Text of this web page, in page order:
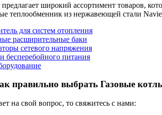
широкий ассортимент товаров,
теплообменник из нержавеющей стали
для систем отопления
расширительные баки
сетевого напряжения
бесперебойного питания
правильно выбрать Газовые
на свой вопрос, то свяжитесь с нами: